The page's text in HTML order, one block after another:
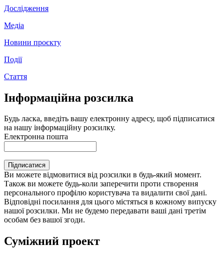
Дослідження
Медіа
Новини проєкту
Події
Стаття
Інформаційна розсилка
Будь ласка, введіть вашу електронну адресу, щоб підписатися
на нашу інформаційну розсилку.
Електронна пошта
Підписатися
Ви можете відмовитися від розсилки в будь-який момент.
Також ви можете будь-коли заперечити проти створення
персонального профілю користувача та видалити свої дані.
Відповідні посилання для цього містяться в кожному випуску
нашої розсилки. Ми не будемо передавати ваші дані третім
особам без вашої згоди.
Суміжний проект